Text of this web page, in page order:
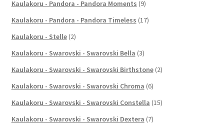
Kaulakoru - Pandora - Pandora Moments (9)
Kaulakoru - Pandora - Pandora Timeless (17)
Kaulakoru - Stelle (2)
Kaulakoru - Swarovski - Swarovski Bella (3)
Kaulakoru - Swarovski - Swarovski Birthstone (2)
Kaulakoru - Swarovski - Swarovski Chroma (6)
Kaulakoru - Swarovski - Swarovski Constella (15)
Kaulakoru - Swarovski - Swarovski Dextera (7)